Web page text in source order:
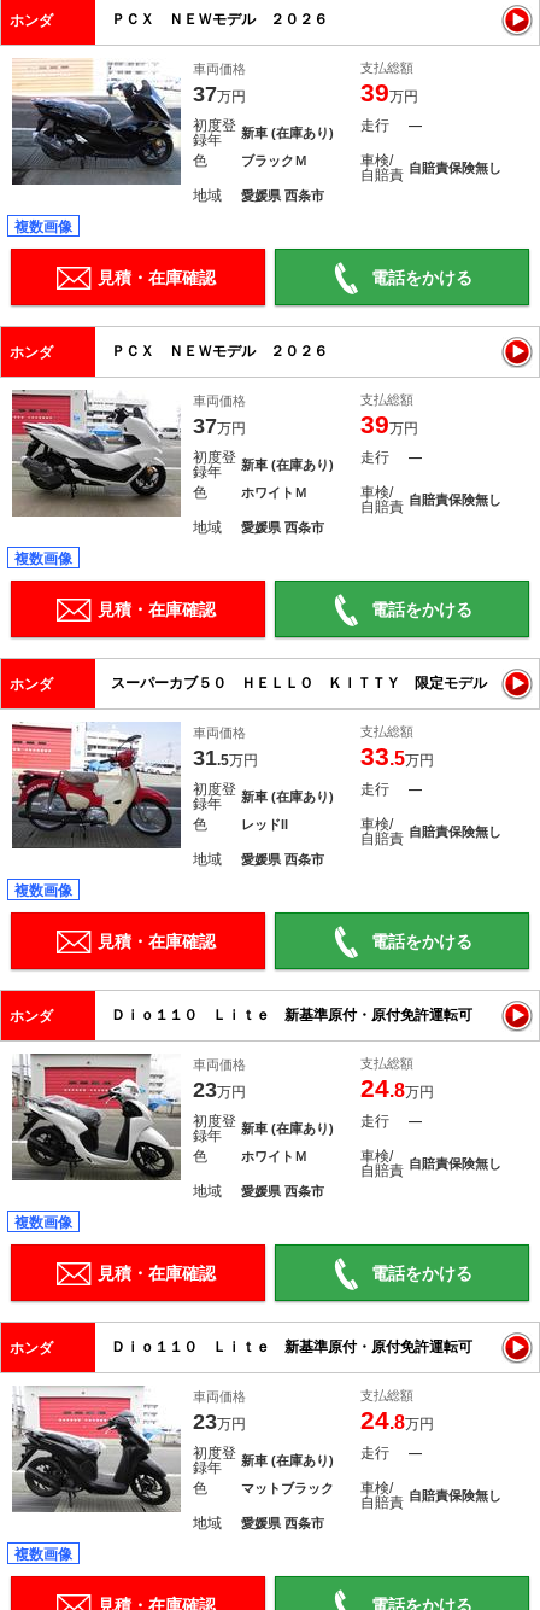
ホンダ ＰＣＸ ＮＥＷモデル ２０２６
車両価格
37万円
支払総額
39万円
初度登
録年
新車 (在庫あり) 走行 ―
色 ブラックＭ
車検/
自賠責 自賠責保険無し
地域 愛媛県 西条市
複数画像
見積・在庫確認 電話をかける
ホンダ ＰＣＸ ＮＥＷモデル ２０２６
車両価格
37万円
支払総額
39万円
初度登
録年
新車 (在庫あり) 走行 ―
色 ホワイトＭ
車検/
自賠責 自賠責保険無し
地域 愛媛県 西条市
複数画像
見積・在庫確認 電話をかける
ホンダ スーパーカブ５０ ＨＥＬＬＯ ＫＩＴＴＹ 限定モデル
車両価格
31.5万円
支払総額
33.5万円
初度登
録年
新車 (在庫あり) 走行 ―
色 レッドII
車検/
自賠責 自賠責保険無し
地域 愛媛県 西条市
複数画像
見積・在庫確認 電話をかける
ホンダ Ｄｉｏ１１０ Ｌｉｔｅ 新基準原付・原付免許運転可
車両価格
23万円
支払総額
24.8万円
初度登
録年
新車 (在庫あり) 走行 ―
色 ホワイトＭ
車検/
自賠責 自賠責保険無し
地域 愛媛県 西条市
複数画像
見積・在庫確認 電話をかける
ホンダ Ｄｉｏ１１０ Ｌｉｔｅ 新基準原付・原付免許運転可
車両価格
23万円
支払総額
24.8万円
初度登
録年
新車 (在庫あり) 走行 ―
色 マットブラック
車検/
自賠責 自賠責保険無し
地域 愛媛県 西条市
複数画像
見積・在庫確認 電話をかける